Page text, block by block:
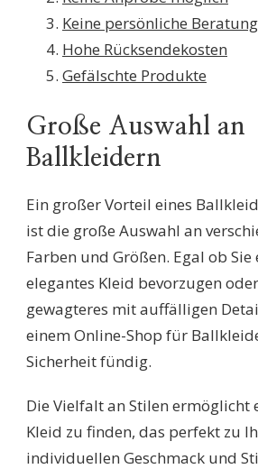
Keine persönliche Beratung
Hohe Rücksendekosten
Gefälschte Produkte
Große Auswahl an
Ballkleidern
Ein großer Vorteil eines
ist die große Auswahl an
Farben und Größen. Egal ob Sie
elegantes Kleid bevorzugen
gewagteres mit auffälligen
einem Online-Shop für
Sicherheit fündig.
Die Vielfalt an Stilen ermöglicht
Kleid zu finden, das perfekt zu
individuellen Geschmack und